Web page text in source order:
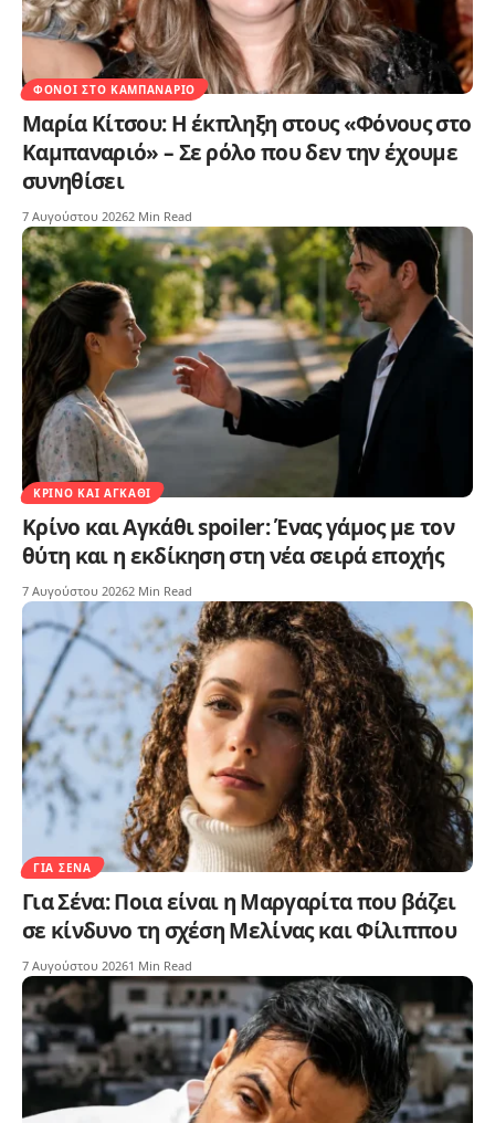
ΦΌΝΟΙ ΣΤΟ ΚΑΜΠΑΝΑΡΙΌ
Μαρία Κίτσου: Η έκπληξη στους «Φόνους στο
Καμπαναριό» – Σε ρόλο που δεν την έχουμε
συνηθίσει
7 Αυγούστου 20262 Min Read
ΚΡΊΝΟ ΚΑΙ ΑΓΚΆΘΙ
Κρίνο και Αγκάθι spoiler: Ένας γάμος με τον
θύτη και η εκδίκηση στη νέα σειρά εποχής
7 Αυγούστου 20262 Min Read
ΓΙΑ ΣΈΝΑ
Για Σένα: Ποια είναι η Μαργαρίτα που βάζει
σε κίνδυνο τη σχέση Μελίνας και Φίλιππου
7 Αυγούστου 20261 Min Read